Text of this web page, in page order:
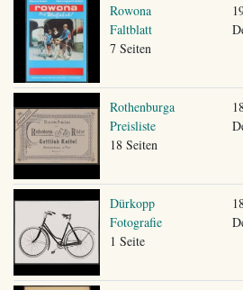
Rowona
Faltblatt
7 Seiten
Rothenburga
Preisliste
18 Seiten
Dürkopp
Fotografie
1 Seite